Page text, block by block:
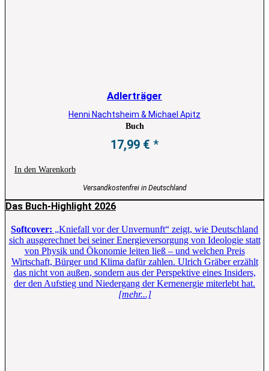
Adlerträger
Henni Nachtsheim & Michael Apitz
Buch
17,99 €
In den Warenkorb
Versandkostenfrei in Deutschland
Das Buch-Highlight 2026
Softcover: „Kniefall vor der Unvernunft“ zeigt, wie Deutschland
sich ausgerechnet bei seiner Energieversorgung von Ideologie statt
von Physik und Ökonomie leiten ließ – und welchen Preis
Wirtschaft, Bürger und Klima dafür zahlen. Ulrich Gräber erzählt
das nicht von außen, sondern aus der Perspektive eines Insiders,
der den Aufstieg und Niedergang der Kernenergie miterlebt hat.
[mehr...]